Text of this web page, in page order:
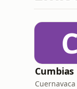
Cuernavaca